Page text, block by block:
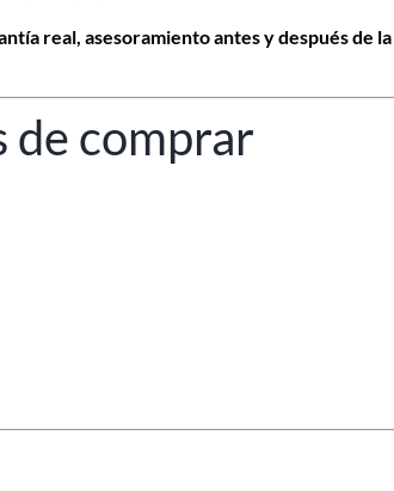
real, asesoramiento antes y después de
de comprar